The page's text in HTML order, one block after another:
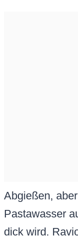
Abgießen,
Pastawasser
dick wird.